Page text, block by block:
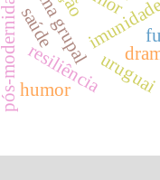
pós-modernidade resiliência
saúde
uruguai
humor